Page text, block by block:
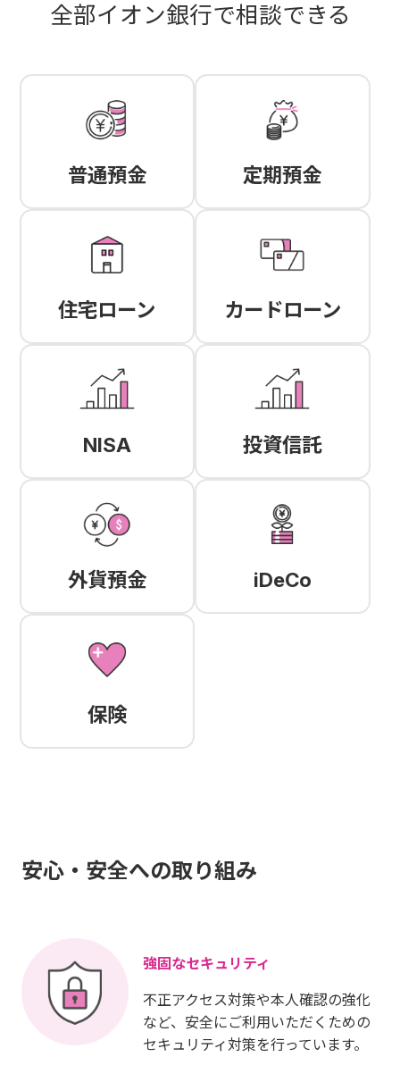
全部イオン銀行で相談できる
普通預金 定期預金
住宅ローン カードローン
NISA 投資信託
外貨預金 iDeCo
保険
安心・安全への取り組み
強固なセキュリティ
不正アクセス対策や本人確認の強化
など、安全にご利用いただくための
セキュリティ対策を行っています。